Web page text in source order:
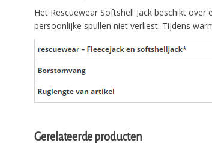
Het Rescuewear Softshell Jack beschikt
persoonlijke spullen niet verliest. Tijdens
Gerelateerde producten